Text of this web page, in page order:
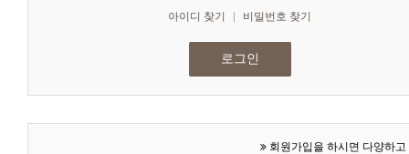
아이디 찾기 비밀번호 찾기
회원가입을 하시면 다양하